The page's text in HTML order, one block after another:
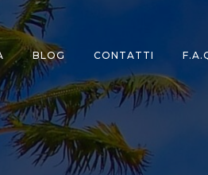
BLOG CONTATTI